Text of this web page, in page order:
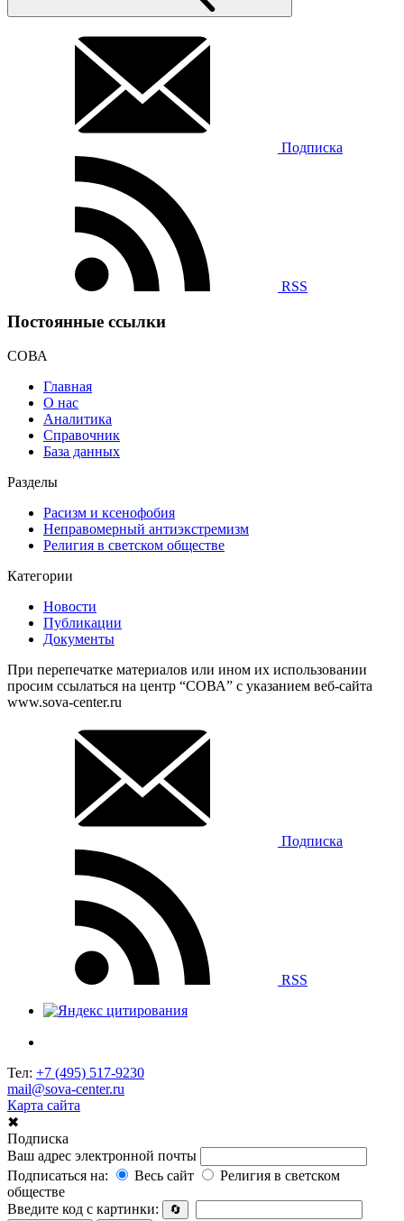
Подписка
RSS
Постоянные ссылки
СОВА
Главная
О нас
Аналитика
Справочник
База данных
Разделы
Расизм и ксенофобия
Неправомерный антиэкстремизм
Религия в светском обществе
Категории
Новости
Публикации
Документы
При перепечатке материалов или ином их использовании
просим ссылаться на центр “СОВА” с указанием веб-сайта
www.sova-center.ru
Подписка
RSS
Тел: +7 (495) 517-9230
mail@sova-center.ru
Карта сайта
✖
Подписка
Ваш адрес электронной почты
Подписаться на:
Весь сайт
Религия в светском
обществе
Введите код с картинки:
🔄